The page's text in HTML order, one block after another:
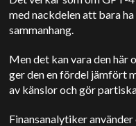
med nackdelen att bara
sammanhang.
Men det kan vara den här
ger den en fördel jämfört
av känslor och gör
Finansanalytiker